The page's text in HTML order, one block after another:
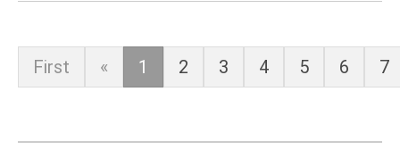
First « 1 2 3 4 5 6 7